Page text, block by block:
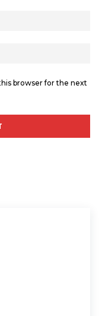
browser for the next